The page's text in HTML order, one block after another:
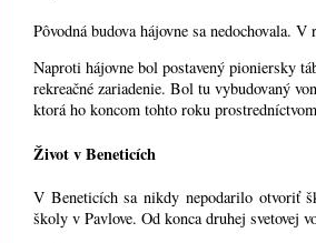
Pôvodná budova hájovne sa nedochovala.
Naproti hájovne bol postavený pioniersky
rekreačné zariadenie. Bol tu vybudovaný
ktorá ho koncom tohto roku
Život v Beneticích
V Beneticích sa nikdy nepodarilo otvoriť
školy v Pavlove. Od konca druhej svetovej